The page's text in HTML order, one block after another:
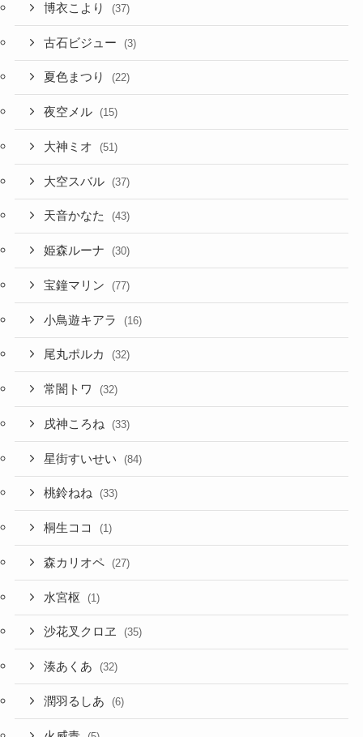
博衣こより (37)
古石ビジュー (3)
夏色まつり (22)
夜空メル (15)
大神ミオ (51)
大空スバル (37)
天音かなた (43)
姫森ルーナ (30)
宝鐘マリン (77)
小鳥遊キアラ (16)
尾丸ポルカ (32)
常闇トワ (32)
戌神ころね (33)
星街すいせい (84)
桃鈴ねね (33)
桐生ココ (1)
森カリオペ (27)
水宮枢 (1)
沙花叉クロヱ (35)
湊あくあ (32)
潤羽るしあ (6)